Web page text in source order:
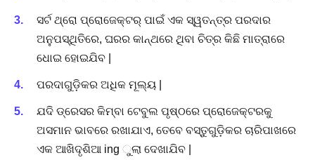
ସର୍ଟ ଥ୍ରୋ ପ୍ରୋଜେକ୍ଟର୍ ପାଇଁ ଏକ ସ୍ୱତନ୍ତ୍ର ପରଦାର
ଅନୁପସ୍ଥିତିରେ, ଘରର କାନ୍ଥରେ ଥିବା ଚିତ୍ର କିଛି ମାତ୍ରାରେ
ଧୋଇ ହୋଇଯିବ |
ପରଦାଗୁଡ଼ିକର ଅଧିକ ମୂଲ୍ୟ |
ଯଦି ଡ୍ରେସର କିମ୍ବା ଟେବୁଲ ପୃଷ୍ଠରେ ପ୍ରୋଜେକ୍ଟରକୁ
ଅସମାନ ଭାବରେ ରଖାଯାଏ, ତେବେ ବସ୍ତୁଗୁଡ଼ିକର ଚାରିପାଖରେ
ଏକ ଆଖିଦୃଶିଆ ing ୁଲା ଦେଖାଯିବ |